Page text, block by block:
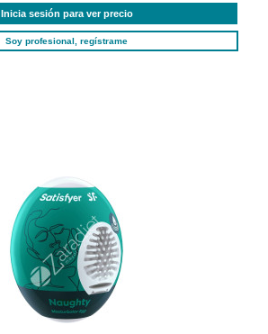
Inicia sesión para ver precio
Soy profesional, regístrame